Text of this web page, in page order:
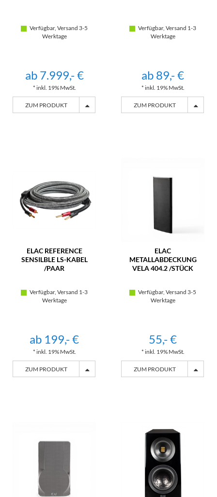
Verfügbar, Versand 3-5
Werktage
ab 7.999,- €
* inkl. 19% MwSt.
ZUM PRODUKT
Verfügbar, Versand 1-3
Werktage
ab 89,- €
* inkl. 19% MwSt.
ZUM PRODUKT
ELAC REFERENCE
SENSILBLE LS-KABEL
/PAAR
Verfügbar, Versand 1-3
Werktage
ab 199,- €
* inkl. 19% MwSt.
ZUM PRODUKT
ELAC
METALLABDECKUNG
VELA 404.2 /STÜCK
Verfügbar, Versand 3-5
Werktage
55,- €
* inkl. 19% MwSt.
ZUM PRODUKT